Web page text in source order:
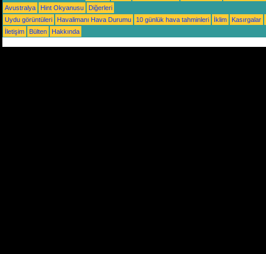
Avustralya
Hint Okyanusu
Diğerleri
Uydu görüntüleri
Havalimanı Hava Durumu 10 günlük hava tahminleri İklim
Kasırgalar
İletişim
Bülten Hakkında